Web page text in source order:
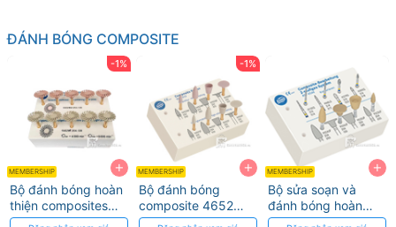
ĐÁNH BÓNG COMPOSITE
-1%
+
MEMBERSHIP
Bộ đánh bóng hoàn
thiện composites
4669 Komet
-1%
+
MEMBERSHIP
Bộ đánh bóng
composite 4652
Komet
+
MEMBERSHIP
Bộ sửa soạn và
đánh bóng hoàn
thiện composit cải